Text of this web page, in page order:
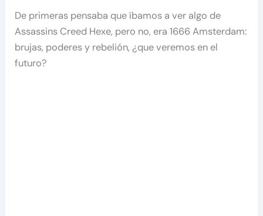
De primeras pensaba que íbamos a ver algo de
Assassins Creed Hexe, pero no, era 1666 Amsterdam:
brujas, poderes y rebelión, ¿que veremos en el
futuro?